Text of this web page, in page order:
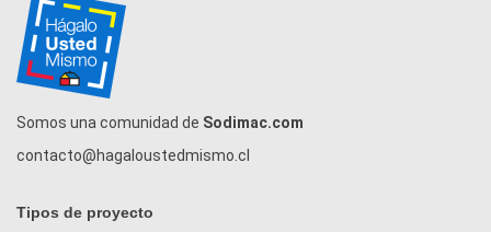
Somos una comunidad de Sodimac.com
contacto@hagaloustedmismo.cl
Tipos de proyecto